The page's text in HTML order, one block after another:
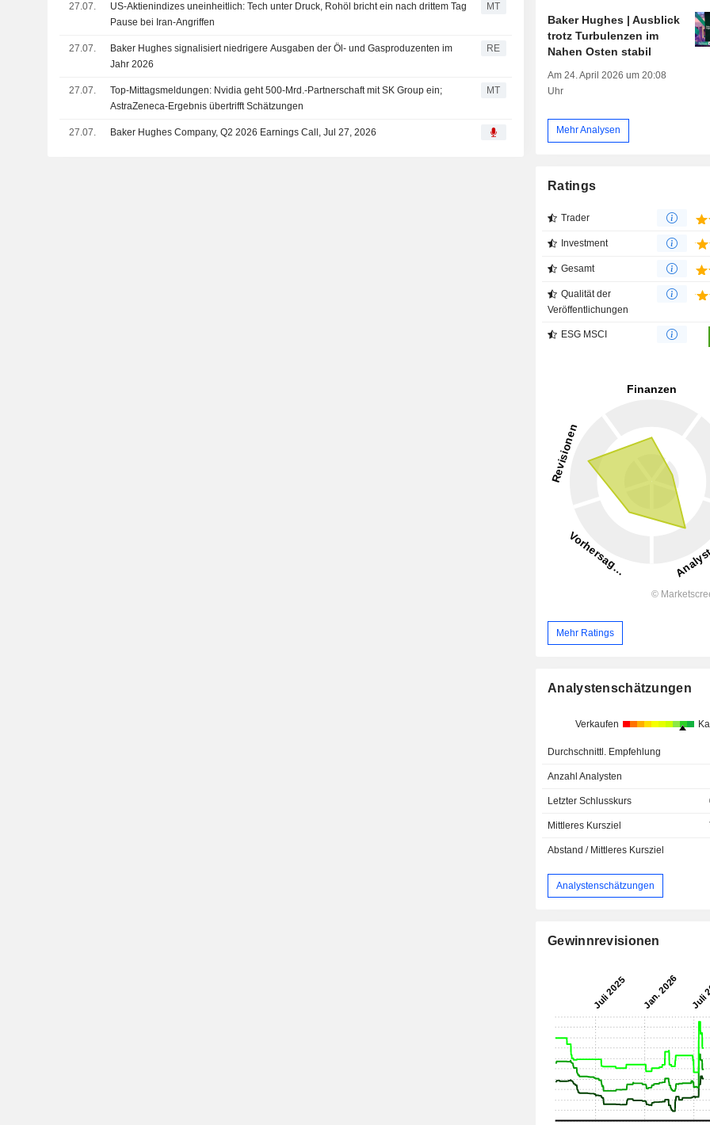
27.07.
US-Aktienindizes uneinheitlich: Tech unter Druck, Rohöl bricht ein nach drittem Tag
Pause bei Iran-Angriffen
MT
27.07.
Baker Hughes signalisiert niedrigere Ausgaben der Öl- und Gasproduzenten im
Jahr 2026
RE
27.07.
Top-Mittagsmeldungen: Nvidia geht 500-Mrd.-Partnerschaft mit SK Group ein;
AstraZeneca-Ergebnis übertrifft Schätzungen
MT
27.07. Baker Hughes Company, Q2 2026 Earnings Call, Jul 27, 2026
Baker Hughes | Ausblick
trotz Turbulenzen im
Nahen Osten stabil
Am 24. April 2026 um 20:08
Uhr
Mehr Analysen
Ratings
Trader
Investment
Gesamt
Qualität der
Veröffentlichungen
ESG MSCI
Mehr Ratings
Analystenschätzungen
Verkaufen
Durchschnittl. Empfehlung
Anzahl Analysten
Letzter Schlusskurs
Mittleres Kursziel
Abstand / Mittleres Kursziel
Analystenschätzungen
Gewinnrevisionen